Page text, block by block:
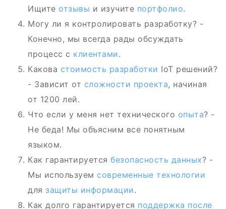
Ищите отзывы и изучите портфолио.
Могу ли я контролировать разработку? -
Конечно, мы всегда рады обсуждать
процесс с клиентами.
Какова стоимость разработки IoT решений?
- Зависит от сложности проекта, начиная
от 1200 лей.
Что если у меня нет технического опыта? -
Не беда! Мы объясним все понятным
языком.
Как гарантируется безопасность данных? -
Мы используем современные технологии
для защиты информации.
Как долго гарантируется поддержка после